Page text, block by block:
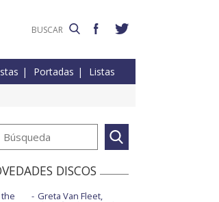
Portadas Listas
DISCOS
Greta Van Fleet,